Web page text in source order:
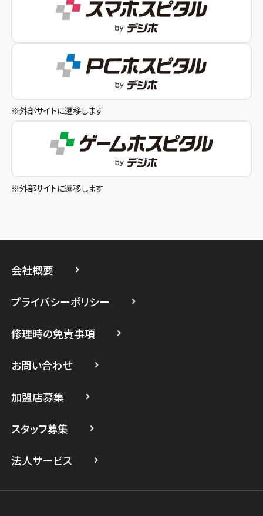
スマホスピタルオリナス錦糸町
スマホスピタル テルル成増
スマホスピタル池袋
スマホスピタル八王子
スマホスピタル町田
スマホスピタル吉祥寺
スマホスピタル立川
スマホスピタル たまプラーザ駅前
スマホスピタル 登戸・向ヶ丘遊園
スマホスピタル 武蔵小杉
スマホスピタル テルル上大岡
スマホスピタル伊丹
スマホスピタル奈良生駒
スマホスピタル和歌山
※外部サイトに遷移します
※外部サイトに遷移します
会社概要
プライバシーポリシー
修理時の免責事項
お問い合わせ
加盟店募集
スタッフ募集
法人サービス